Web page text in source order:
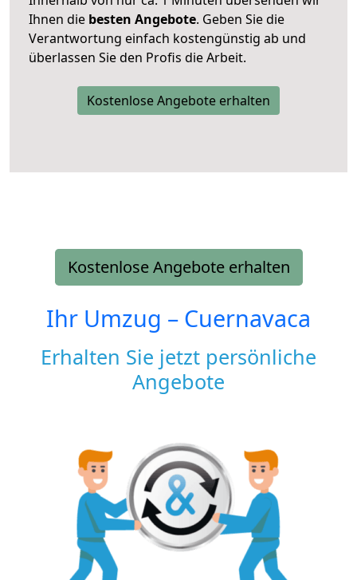
Ihnen die besten Angebote. Geben Sie die
Verantwortung einfach kostengünstig ab und
überlassen Sie den Profis die Arbeit.
Kostenlose Angebote erhalten
Kostenlose Angebote erhalten
Ihr Umzug – Cuernavaca
Erhalten Sie jetzt persönliche
Angebote